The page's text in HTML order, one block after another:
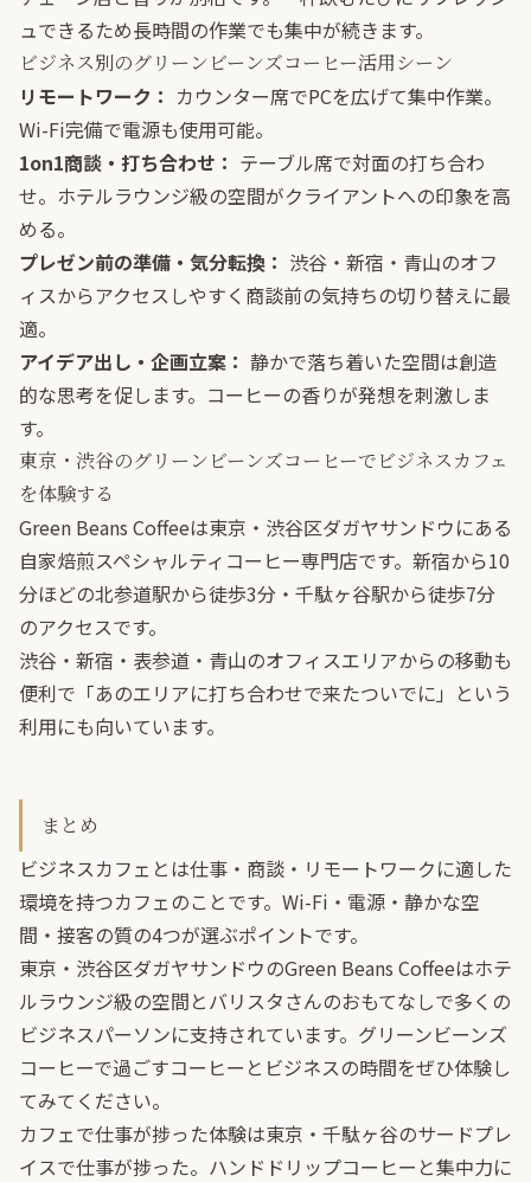
ュできるため長時間の作業でも集中が続きます。
ビジネス別のグリーンビーンズコーヒー活用シーン
リモートワーク： カウンター席でPCを広げて集中作業。
Wi-Fi完備で電源も使用可能。
1on1商談・打ち合わせ： テーブル席で対面の打ち合わ
せ。ホテルラウンジ級の空間がクライアントへの印象を高
める。
プレゼン前の準備・気分転換： 渋谷・新宿・青山のオフ
ィスからアクセスしやすく商談前の気持ちの切り替えに最
適。
アイデア出し・企画立案： 静かで落ち着いた空間は創造
的な思考を促します。コーヒーの香りが発想を刺激しま
す。
東京・渋谷のグリーンビーンズコーヒーでビジネスカフェ
を体験する
Green Beans Coffeeは東京・渋谷区ダガヤサンドウにある
自家焙煎スペシャルティコーヒー専門店です。新宿から10
分ほどの北参道駅から徒歩3分・千駄ヶ谷駅から徒歩7分
のアクセスです。
渋谷・新宿・表参道・青山のオフィスエリアからの移動も
便利で「あのエリアに打ち合わせで来たついでに」という
利用にも向いています。
まとめ
ビジネスカフェとは仕事・商談・リモートワークに適した
環境を持つカフェのことです。Wi-Fi・電源・静かな空
間・接客の質の4つが選ぶポイントです。
東京・渋谷区ダガヤサンドウのGreen Beans Coffeeはホテ
ルラウンジ級の空間とバリスタさんのおもてなしで多くの
ビジネスパーソンに支持されています。グリーンビーンズ
コーヒーで過ごすコーヒーとビジネスの時間をぜひ体験し
てみてください。
カフェで仕事が捗った体験は東京・千駄ヶ谷のサードプレ
イスで仕事が捗った。ハンドドリップコーヒーと集中力に